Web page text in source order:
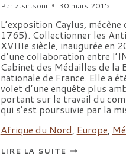
Par ztsirtsoni 30 mars 2015
L’exposition Caylus,
1765). Collectionner les
XVIIIe siècle, inaugurée en
d’une collaboration entre
Cabinet des Médailles de la
nationale de France. Elle a
volet d’une enquête plus
portant sur le travail du
qui s’est poursuivie par la
Afrique du Nord, Europe,
LIRE LA SUITEEXPOSITION
LE